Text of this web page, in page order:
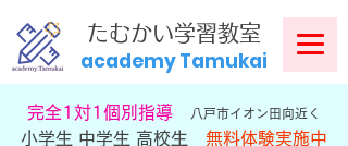
​たむかい学習教室
academy Tamukai
​完全1対1個別指導 八戸市イオン田向近く
小学生 中学生 高校生 無料体験実施中